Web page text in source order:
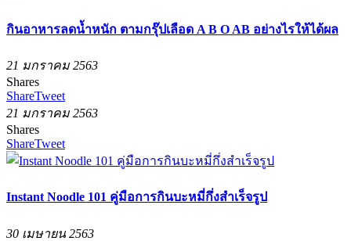
กินอาหารลดน้ำหนัก ตามกรุ๊ปเลือด A B O AB อย่างไรให้ได้ผล
21 มกราคม 2563
Shares
ShareTweet
21 มกราคม 2563
Shares
ShareTweet
Instant Noodle 101 คู่มือการกินบะหมี่กึ่งสำเร็จรูป
30 เมษายน 2563